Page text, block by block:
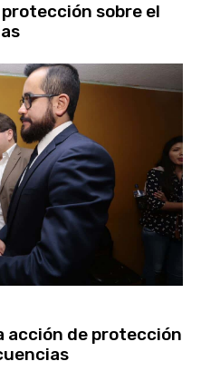
sobre el
acción de protección